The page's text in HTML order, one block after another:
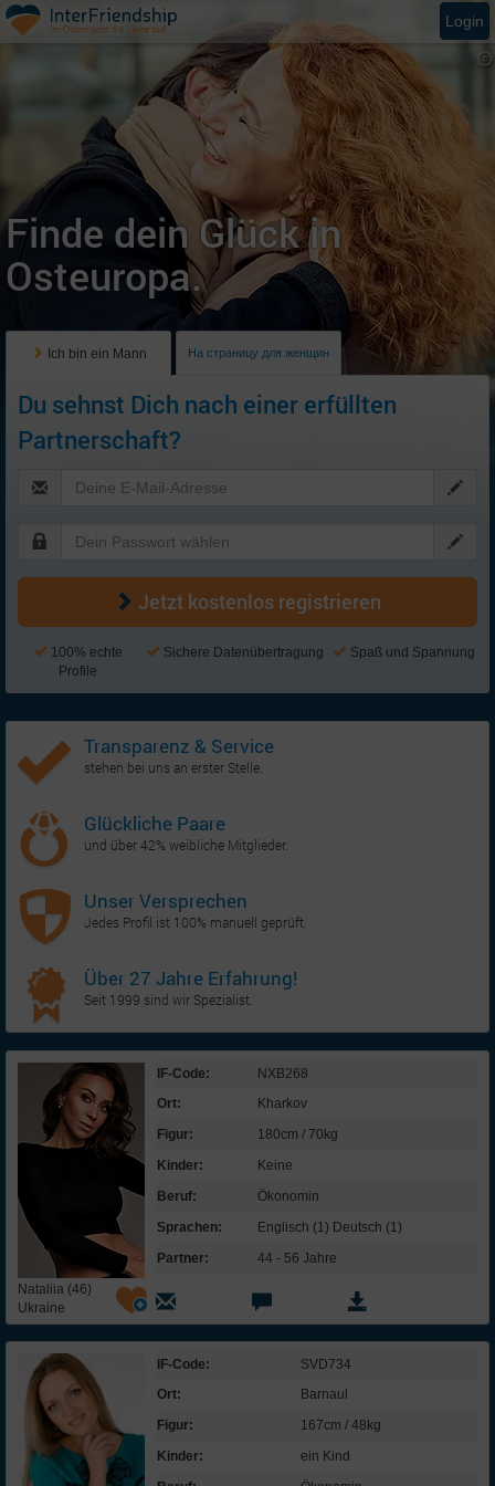
Finde dein Glück in
Osteuropa.
Ich bin ein Mann На страницу для женщин
Du sehnst Dich nach einer erfüllten
Partnerschaft?
Jetzt kostenlos registrieren
100% echte
Profile
Sichere Datenübertragung Spaß und Spannung
Transparenz & Service
stehen bei uns an erster Stelle.
Glückliche Paare
und über 42% weibliche Mitglieder.
Unser Versprechen
Jedes Profil ist 100% manuell geprüft.
Über 27 Jahre Erfahrung!
Seit 1999 sind wir Spezialist.
Nataliia (46)
Ukraine
IF-Code:
NXB268
Ort:
Kharkov
Figur:
180cm / 70kg
Kinder:
Keine
Beruf:
Ökonomin
Sprachen:
Englisch (1) Deutsch (1)
Partner:
44 - 56 Jahre
IF-Code:
SVD734
Ort:
Barnaul
Figur:
167cm / 48kg
Kinder:
ein Kind
Login